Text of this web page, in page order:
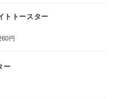
トトースター
円
ー